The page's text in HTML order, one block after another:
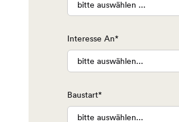
Interesse An*
Baustart*